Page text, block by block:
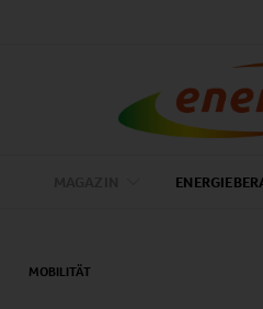
MOBILITÄT